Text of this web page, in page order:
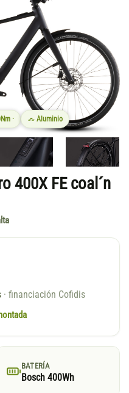
· Aluminio
400X FE coal´n
· financiación Cofidis
BATERÍA
Bosch 400Wh